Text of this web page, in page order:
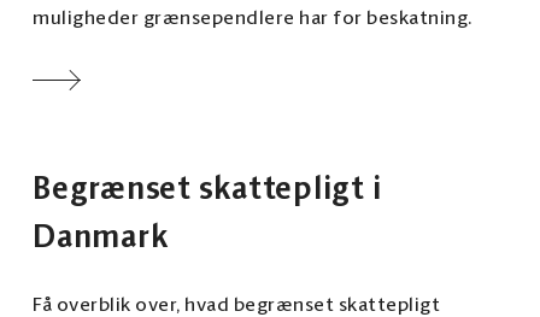
muligheder grænsependlere har for beskatning.
Begrænset skattepligt i
Danmark
Få overblik over, hvad begrænset skattepligt